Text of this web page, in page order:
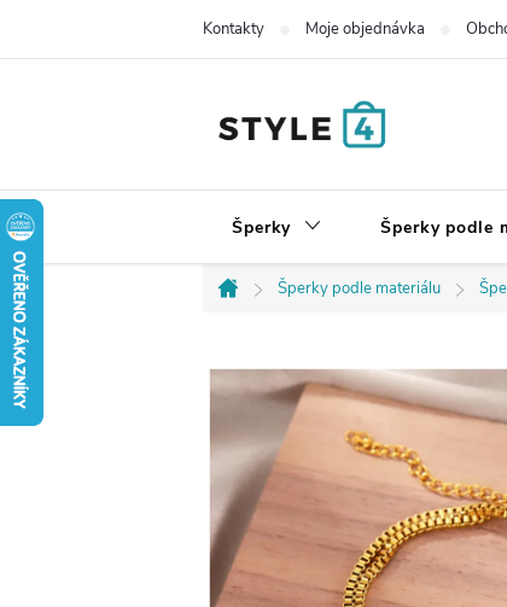
Kontakty Moje objednávka
Šperky Šperky podle
Domů
Šperky podle materiálu